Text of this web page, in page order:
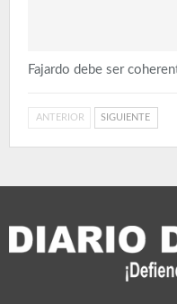
Fajardo debe ser
ANTERIOR SIGUIENTE